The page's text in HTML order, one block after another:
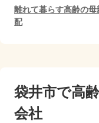
離れて暮らす高齢の
配
袋井市で高
会社